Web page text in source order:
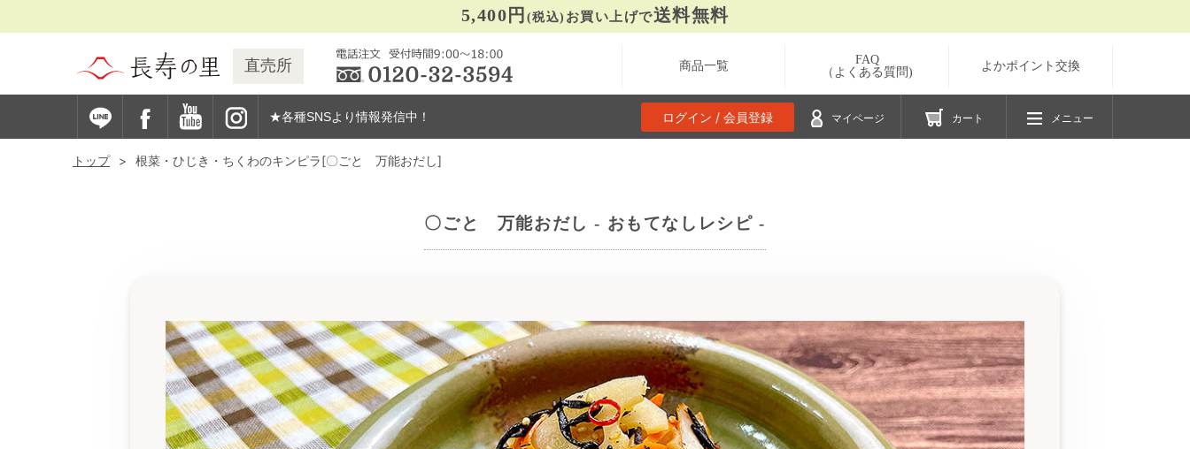
5,400円 (税込) お買い上げで送料無料
直売所 商品一覧
FAQ
（よくある質問)
よかポイント交換
★各種SNSより情報発信中！ ログイン / 会員登録 マイページ カート メニュー
トップ 根菜・ひじき・ちくわのキンピラ[〇ごと 万能おだし]
〇ごと 万能おだし - おもてなしレシピ -